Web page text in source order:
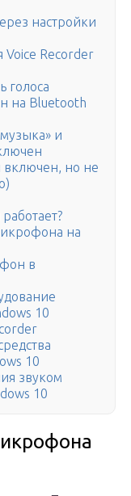
настройки
Recorder
голоса
на Bluetooth
и
включен, но не
на
в
10
10
звуком
10